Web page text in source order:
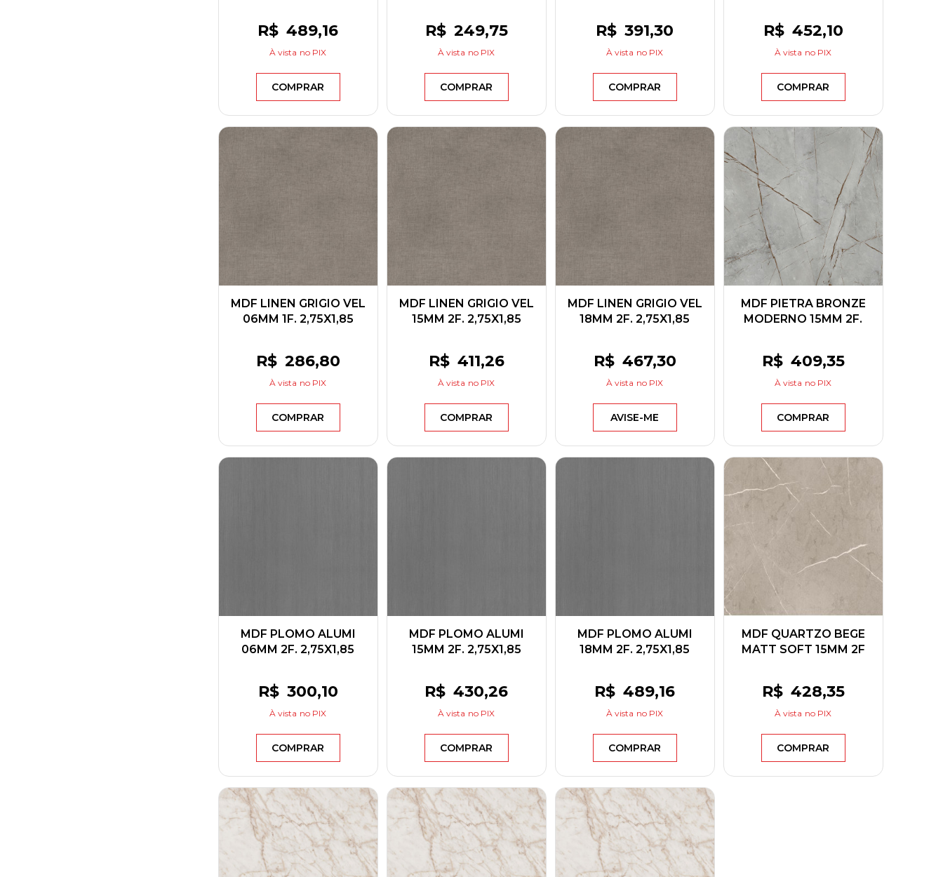
R$ 489,16
À vista no PIX
COMPRAR
R$ 249,75
À vista no PIX
COMPRAR
R$ 391,30
À vista no PIX
COMPRAR
R$ 452,10
À vista no PIX
COMPRAR
MDF LINEN GRIGIO VEL
06MM 1F. 2,75X1,85
R$ 286,80
À vista no PIX
COMPRAR
MDF LINEN GRIGIO VEL
15MM 2F. 2,75X1,85
R$ 411,26
À vista no PIX
COMPRAR
MDF LINEN GRIGIO VEL
18MM 2F. 2,75X1,85
R$ 467,30
À vista no PIX
AVISE-ME
MDF PIETRA BRONZE
MODERNO 15MM 2F.
R$ 409,35
À vista no PIX
COMPRAR
MDF PLOMO ALUMI
06MM 2F. 2,75X1,85
R$ 300,10
À vista no PIX
COMPRAR
MDF PLOMO ALUMI
15MM 2F. 2,75X1,85
R$ 430,26
À vista no PIX
COMPRAR
MDF PLOMO ALUMI
18MM 2F. 2,75X1,85
R$ 489,16
À vista no PIX
COMPRAR
MDF QUARTZO BEGE
MATT SOFT 15MM 2F
R$ 428,35
À vista no PIX
COMPRAR